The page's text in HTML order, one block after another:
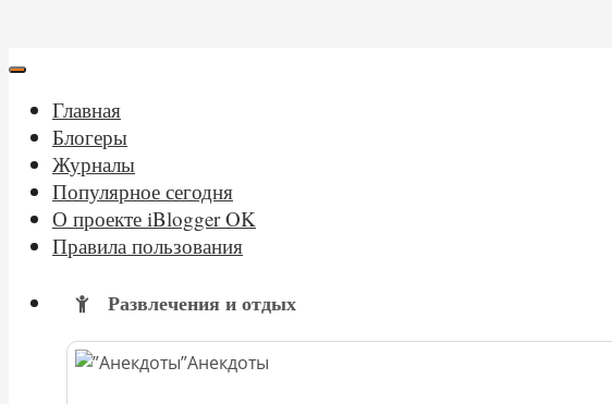
Главная
Блогеры
Журналы
Популярное сегодня
О проекте iBlogger OK
Правила пользования
Развлечения и отдых
Анекдоты